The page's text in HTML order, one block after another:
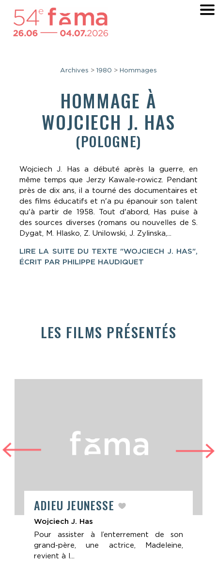
Archives > 1980 > Hommages
HOMMAGE À
WOJCIECH J. HAS
(POLOGNE)
Wojciech J. Has a débuté après la guerre, en
même temps que Jerzy Kawale-rowicz. Pendant
près de dix ans, il a tourné des documentaires et
des films éducatifs et n'a pu épanouir son talent
qu'à partir de 1958. Tout d'abord, Has puise à
des sources diverses (romans ou nouvelles de S.
Dygat, M. Hlasko, Z. Unilowski, J. Zylinska,...
LIRE LA SUITE DU TEXTE "WOJCIECH J. HAS",
ÉCRIT PAR PHILIPPE HAUDIQUET
LES FILMS PRÉSENTÉS
ADIEU JEUNESSE
Wojciech J. Has
Pour assister à l’enterrement de son
grand-père, une actrice, Madeleine,
revient à l...